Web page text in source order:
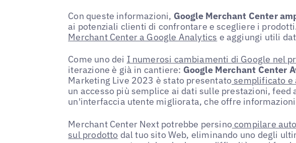
Con queste informazioni, Google Merchant Center
ai potenziali clienti di confrontare e scegliere i
Merchant Center a Google Analytics e aggiungi utili
Come uno dei I numerosi cambiamenti di Google nel
iterazione è già in cantiere: Google Merchant Center
Marketing Live 2023 è stato presentato semplificato e
un accesso più semplice ai dati sulle prestazioni,
un'interfaccia utente migliorata, che offre
Merchant Center Next potrebbe persinocompilare
sul prodotto dal tuo sito Web, eliminando uno degli